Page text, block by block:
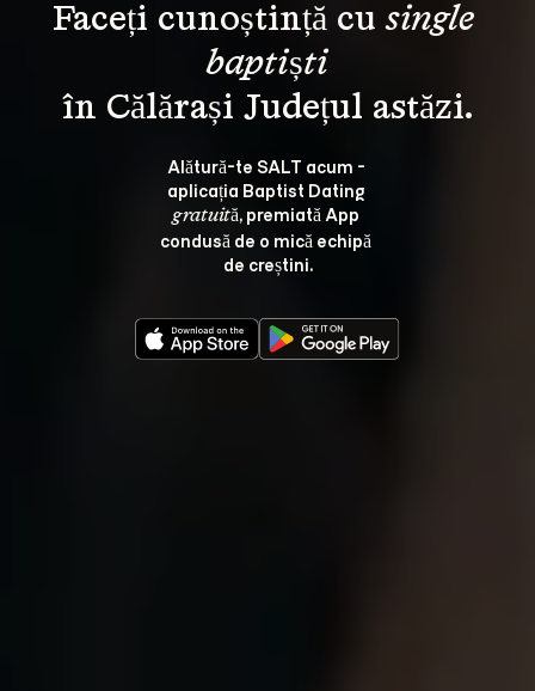
Faceți cunoștință cu single
baptiști
Alătură-te SALT acum -
aplicația Baptist Dating
gratuită, premiată App
condusă de o mică echipă
de creștini.